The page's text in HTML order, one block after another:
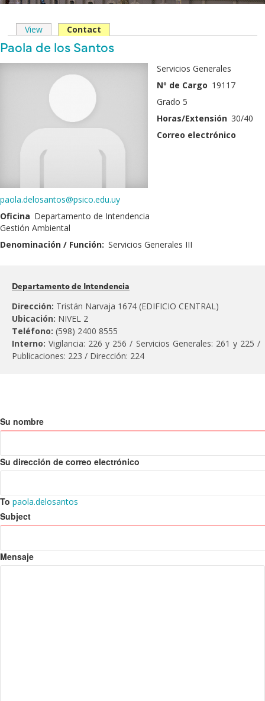
Solapas
principales
View Contact
Nombre
y
Paola de los Santos
Servicios Generales
Nº de Cargo 19117
Grado 5
Horas/Extensión 30/40
Correo electrónico
paola.delosantos@psico.edu.uy
Oficina Departamento de Intendencia
Gestión Ambiental
Denominación / Función: Servicios Generales III
al
Departamento de Intendencia
Dirección: Tristán Narvaja 1674 (EDIFICIO CENTRAL)
Ubicación: NIVEL 2
Teléfono: (598) 2400 8555
Interno:Vigilancia: 226 y 256 / Servicios Generales: 261 y 225 /
Publicaciones: 223 / Dirección: 224
Su nombre
Su dirección de correo electrónico
To paola.delosantos
Subject
Mensaje